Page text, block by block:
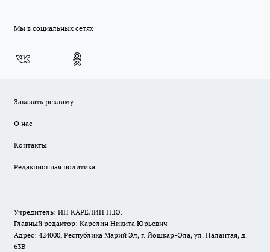
Мы в социальных сетях
Заказать рекламу
О нас
Контакты
Редакционная политика
Учредитель: ИП КАРЕЛИН Н.Ю.
Главный редактор: Карелин Никита Юрьевич
Адрес: 424000, Республика Марий Эл, г. Йошкар-Ола, ул. Палантая, д.
63В